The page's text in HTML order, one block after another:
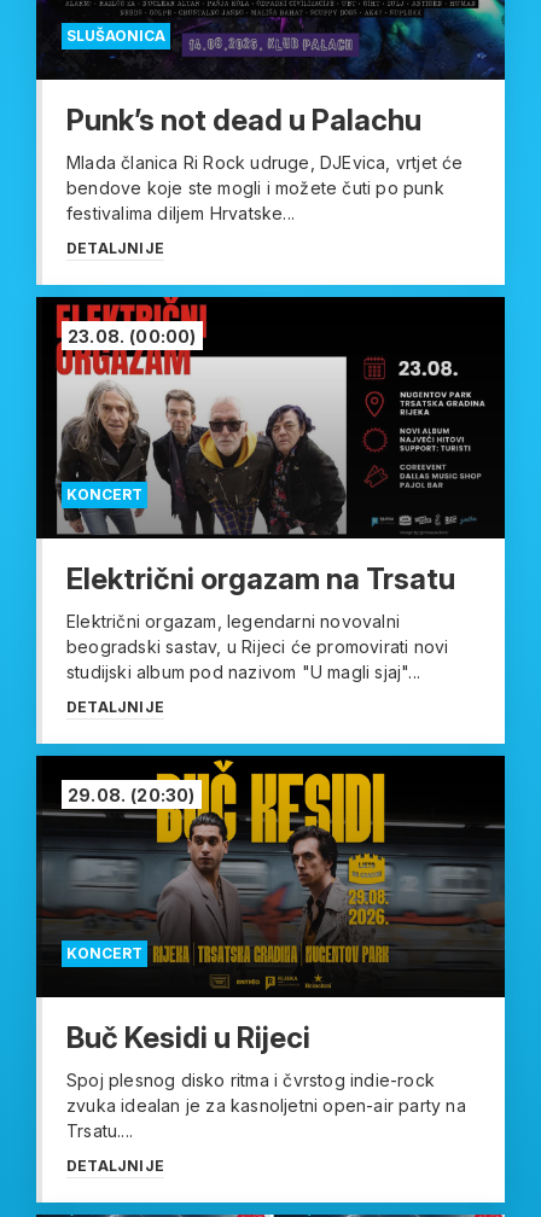
SLUŠAONICA
Punk’s not dead u Palachu
Mlada članica Ri Rock udruge, DJEvica, vrtjet će
bendove koje ste mogli i možete čuti po punk
festivalima diljem Hrvatske...
DETALJNIJE
KONCERT
23.08. (00:00)
Električni orgazam na Trsatu
Električni orgazam, legendarni novovalni
beogradski sastav, u Rijeci će promovirati novi
studijski album pod nazivom "U magli sjaj"...
DETALJNIJE
KONCERT
29.08. (20:30)
Buč Kesidi u Rijeci
Spoj plesnog disko ritma i čvrstog indie-rock
zvuka idealan je za kasnoljetni open-air party na
Trsatu....
DETALJNIJE